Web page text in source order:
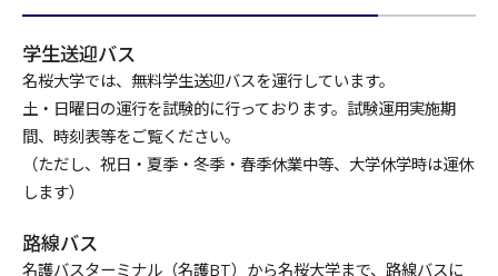
学生送迎バス
名桜大学では、無料学生送迎バスを運行しています。
土・日曜日の運行を試験的に行っております。試験運用実施期
間、時刻表等をご覧ください。
（ただし、祝日・夏季・冬季・春季休業中等、大学休学時は運休
します）
路線バス
名護バスターミナル（名護BT）から名桜大学まで、路線バスに